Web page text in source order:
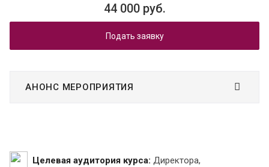
44 000 руб.
Подать заявку
АНОНС МЕРОПРИЯТИЯ
Целевая аудитория курса: Директора,